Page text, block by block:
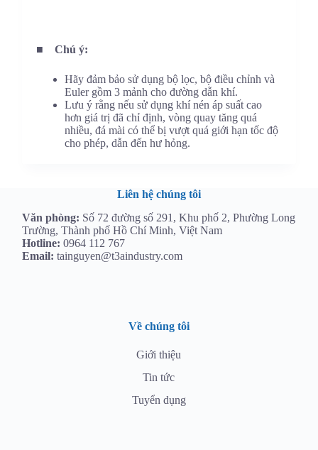
■ Chú ý:
Hãy đảm bảo sử dụng bộ lọc, bộ điều chỉnh và
Euler gồm 3 mảnh cho đường dẫn khí.
Lưu ý rằng nếu sử dụng khí nén áp suất cao
hơn giá trị đã chỉ định, vòng quay tăng quá
nhiều, đá mài có thể bị vượt quá giới hạn tốc độ
cho phép, dẫn đến hư hỏng.
Liên hệ chúng tôi
Văn phòng: Số 72 đường số 291, Khu phố 2, Phường Long
Trường, Thành phố Hồ Chí Minh, Việt Nam
Hotline: 0964 112 767
Email: tainguyen@t3aindustry.com
Về chúng tôi
Giới thiệu
Tin tức
Tuyển dụng